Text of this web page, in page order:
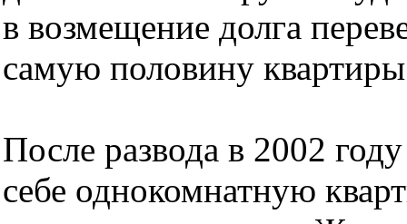
в возмещение долга
самую половину
После развода в 2002
себе однокомнатную